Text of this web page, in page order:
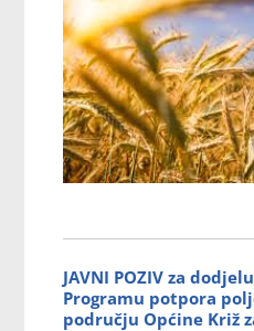
JAVNI POZIV za
Programu potpora
području Općine Križ